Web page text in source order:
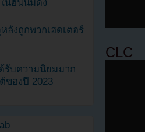
CLC
นฮันนัมดง
ลังถูกพวกเฮดเตอร์
รับความนิยมมาก
ของปี 2023